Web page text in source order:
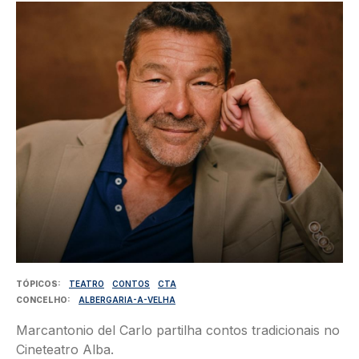
TÓPICOS TEATRO CONTOS
CTA
CONCELHO
ALBERGARIA-A-VELHA
Marcantonio del Carlo partilha contos tradicionais no
Cineteatro Alba.